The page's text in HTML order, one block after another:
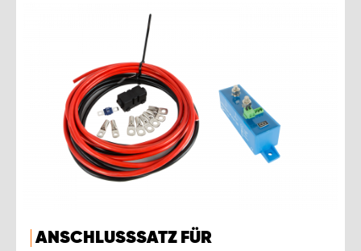
ANSCHLUSSSATZ FÜR